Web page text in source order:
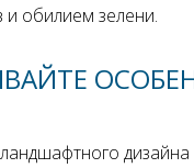
и обилием зелени.